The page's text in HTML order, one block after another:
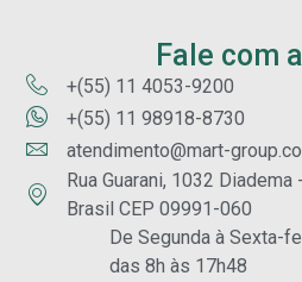
Fale com
+(55) 11 4053-9200
+(55) 11 98918-8730
atendimento@mart-
Rua Guarani, 1032 Diadema
Brasil CEP 09991-060
De Segunda à Sexta-
das 8h às 17h48